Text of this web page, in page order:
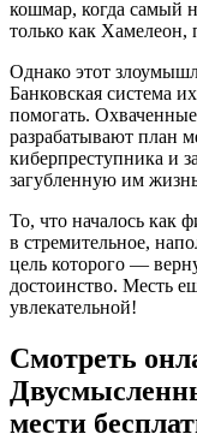
кошмар, когда самый
только как Хамелеон,
Однако этот
Банковская система
помогать.
разрабатывают план
киберпреступника и
загубленную им
То, что началось как
в стремительное,
цель которого —
достоинство. Месть
увлекательной!
Смотреть
мести